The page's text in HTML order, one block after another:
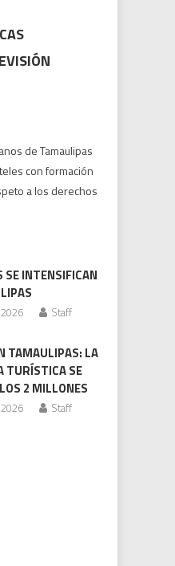
de Tamaulipas
con formación
a los derechos
SE INTENSIFICAN
Staff
TAMAULIPAS: LA
TURÍSTICA SE
2 MILLONES
Staff